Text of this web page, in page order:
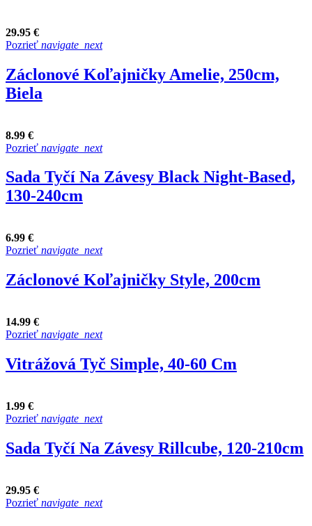
29.95 €
Pozrieť navigate_next
Záclonové Koľajničky Amelie, 250cm,
Biela
8.99 €
Pozrieť navigate_next
Sada Tyčí Na Závesy Black Night-Based,
130-240cm
6.99 €
Pozrieť navigate_next
Záclonové Koľajničky Style, 200cm
14.99 €
Pozrieť navigate_next
Vitrážová Tyč Simple, 40-60 Cm
1.99 €
Pozrieť navigate_next
Sada Tyčí Na Závesy Rillcube, 120-210cm
29.95 €
Pozrieť navigate_next